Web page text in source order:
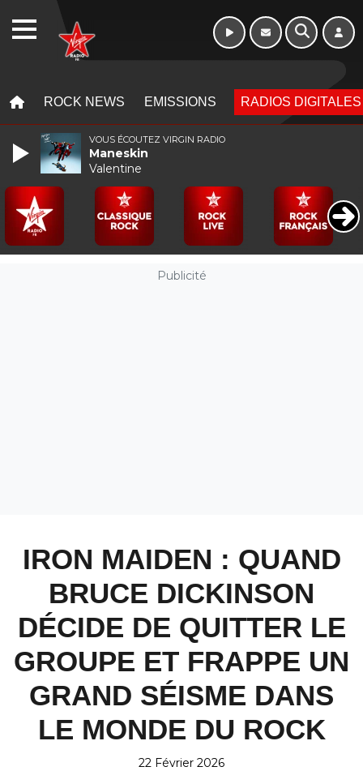
ROCK NEWS EMISSIONS RADIOS DIGITALES
Publicité
IRON MAIDEN : QUAND
BRUCE DICKINSON
DÉCIDE DE QUITTER LE
GROUPE ET FRAPPE UN
GRAND SÉISME DANS
LE MONDE DU ROCK
22 Février 2026
VOUS ÉCOUTEZ VIRGIN RADIO
Maneskin
Valentine
WEBRADIO Week-end de 06h
à 12h